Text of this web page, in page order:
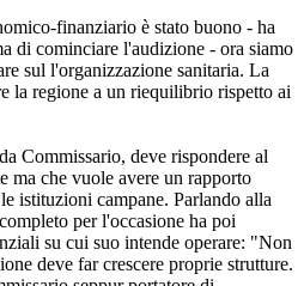
finanziario è stato buono - ha
di cominciare l'audizione - ora siamo
sul l'organizzazione sanitaria. La
la regione a un riequilibrio rispetto ai
Commissario, deve rispondere al
ma che vuole avere un rapporto
istituzioni campane. Parlando alla
per l'occasione ha poi
su cui suo intende operare: "Non
deve far crescere proprie strutture.